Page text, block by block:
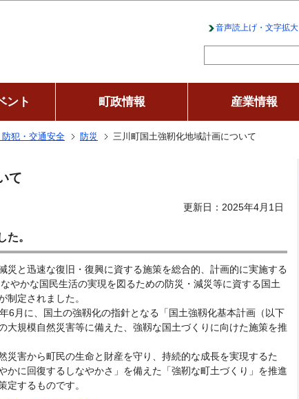
音声読上げ・文字拡大
ント 町政情報 産業情報
防犯・交通安全 防災 三川町国土強靭化地域計画について
て
更新日：2025年4月1日
た。
と迅速な復旧・復興に資する施策を総合的、計画的に実施する
やかな国民生活の実現を図るための防災・減災等に資する国土
制定されました。
6月に、国土の強靱化の指針となる「国土強靱化基本計画（以下
大規模自然災害等に備えた、強靱な国土づくりに向けた施策を推
害から町民の生命と財産を守り、持続的な成長を実現するた
かに回復するしなやかさ」を備えた「強靭な町土づくり」を推進
定するものです。